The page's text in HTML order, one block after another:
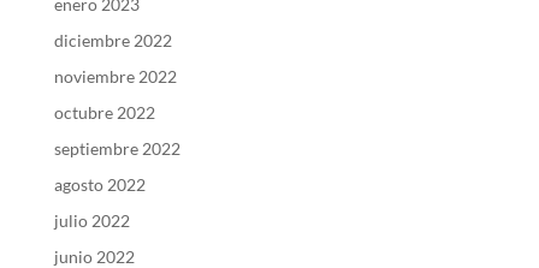
enero 2023
diciembre 2022
noviembre 2022
octubre 2022
septiembre 2022
agosto 2022
julio 2022
junio 2022